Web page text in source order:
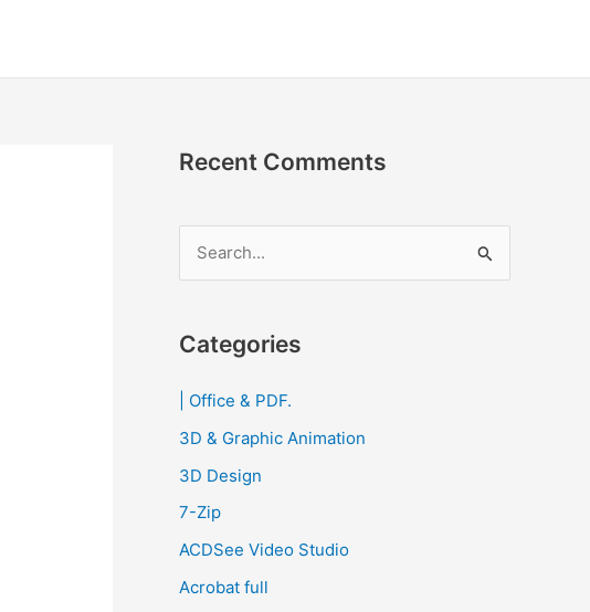
Recent Comments
r
h
f
o
r
Categories
| Office & PDF.
3D & Graphic Animation
3D Design
7-Zip
ACDSee Video Studio
Acrobat full